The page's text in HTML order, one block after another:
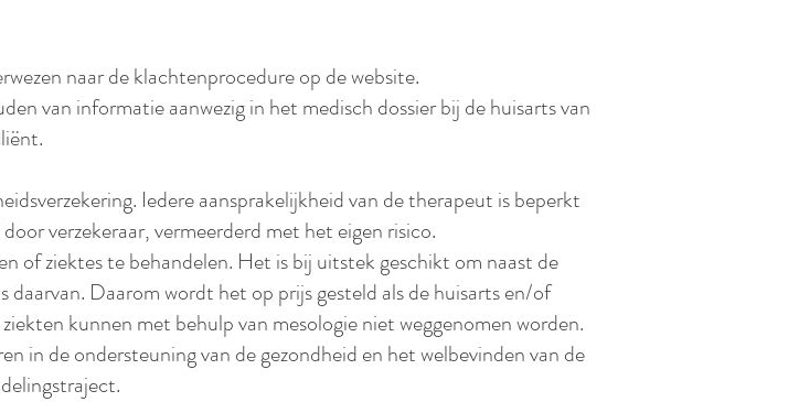
naar de klachtenprocedure op de website.
van informatie aanwezig in het medisch dossier bij de huisarts van
Iedere aansprakelijkheid van de therapeut is beperkt
verzekeraar, vermeerderd met het eigen risico.
of ziektes te behandelen. Het is bij uitstek geschikt om naast de
Daarom wordt het op prijs gesteld als de huisarts en/of
kunnen met behulp van mesologie niet weggenomen worden.
in de ondersteuning van de gezondheid en het welbevinden van de